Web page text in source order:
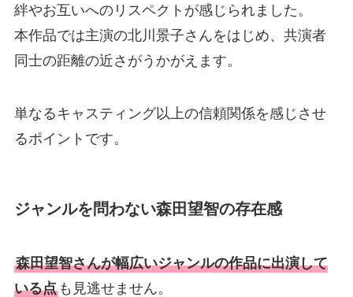
絆やお互いへのリスペクトが感じられました。
本作品では主演の北川景子さんをはじめ、共演者
同士の距離の近さがうかがえます。
単なるキャスティング以上の信頼関係を感じさせ
るポイントです。
ジャンルを問わない森田望智の存在感
森田望智さんが幅広いジャンルの作品に出演して
いる点も見逃せません。